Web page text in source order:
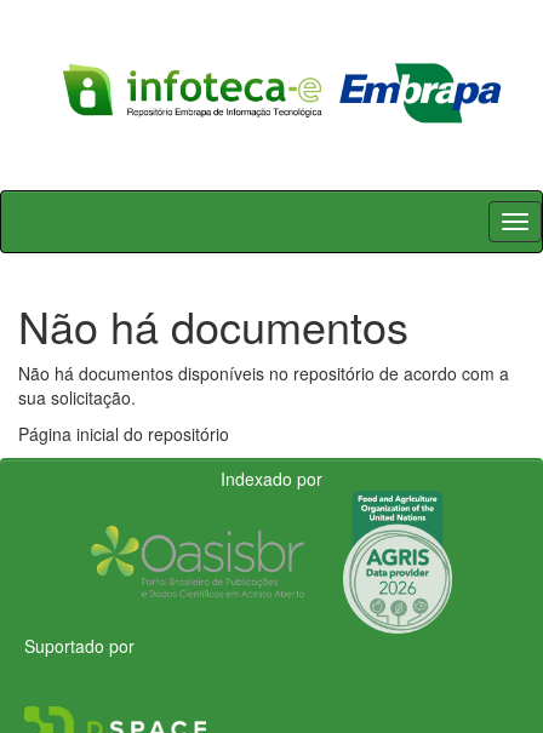
Skip
Não há documentos
Não há documentos disponíveis no repositório de acordo com a
sua solicitação.
Página inicial do repositório
Indexado por
Suportado por